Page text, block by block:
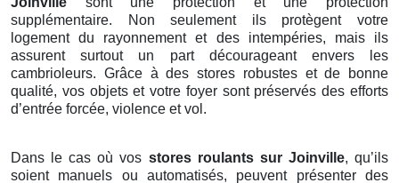
supplémentaire. Non seulement ils protègent votre
logement du rayonnement et des intempéries, mais ils
assurent surtout un part décourageant envers les
cambrioleurs. Grâce à des stores robustes et de bonne
qualité, vos objets et votre foyer sont préservés des efforts
d’entrée forcée, violence et vol.
Dans le cas où vos stores roulants sur Joinville, qu’ils
soient manuels ou automatisés, peuvent présenter des